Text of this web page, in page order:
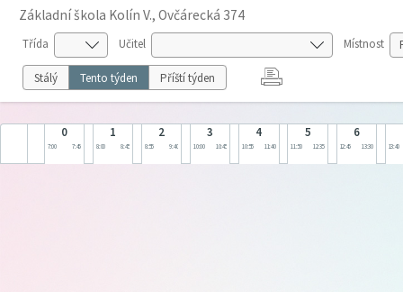
Základní škola Kolín V., Ovčárecká 374
Třída Učitel Místnost
Stálý Tento týden Příští týden
0
7:00 7:45
1
8:00 8:45
2
8:55 9:40
3
10:00 10:45
4
10:55 11:40
5
11:50 12:35
6
12:45 13:30 13:40